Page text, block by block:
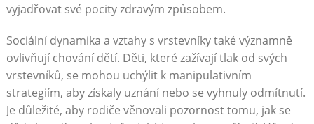
vyjadřovat své pocity zdravým způsobem.
Sociální dynamika a vztahy s vrstevníky také významně
ovlivňují chování dětí. Děti, které zažívají tlak od svých
vrstevníků, se mohou uchýlit k manipulativním
strategiím, aby získaly uznání nebo se vyhnuly odmítnutí.
Je důležité, aby rodiče věnovali pozornost tomu, jak se